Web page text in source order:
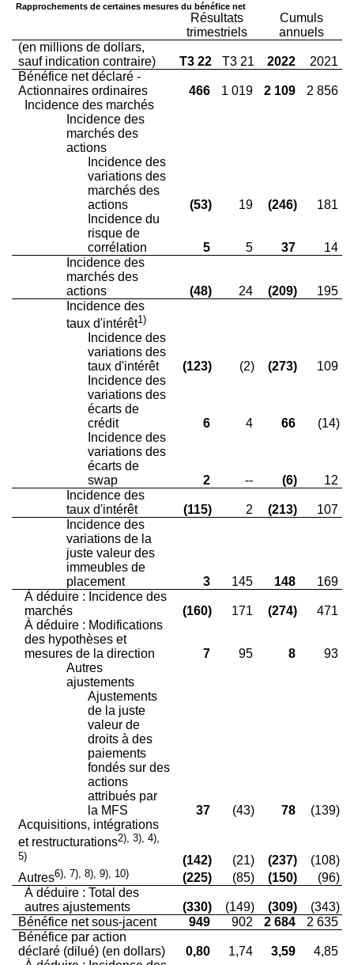
Rapprochements de certaines mesures du bénéfice net
Résultats
trimestriels
Cumuls
annuels
(en millions de dollars,
sauf indication contraire)
T3 22 T3 21 2022
2021
Bénéfice net déclaré -
Actionnaires ordinaires
466 1 019 2 109
2 856
Incidence des marchés
Incidence des
marchés des
actions
Incidence des
variations des
marchés des
actions
(53) 19 (246)
181
Incidence du
risque de
corrélation
5 5 37
14
Incidence des
marchés des
actions
(48) 24 (209)
195
Incidence des
taux d'intérêt1)
Incidence des
variations des
taux d'intérêt
(123) (2) (273)
109
Incidence des
variations des
écarts de
crédit
6 4 66
(14)
Incidence des
variations des
écarts de
swap
2 -- (6)
12
Incidence des
taux d'intérêt
(115) 2 (213)
107
Incidence des
variations de la
juste valeur des
immeubles de
placement
3 145 148
169
À déduire : Incidence des
marchés
(160) 171 (274)
471
À déduire : Modifications
des hypothèses et
mesures de la direction
7 95 8
93
Autres
ajustements
Ajustements
de la juste
valeur de
droits à des
paiements
fondés sur des
actions
attribués par
la MFS
37 (43) 78
(139)
Acquisitions, intégrations
et restructurations2), 3), 4),
5)
(142) (21) (237)
(108)
Autres6), 7), 8), 9), 10) (225) (85) (150)
(96)
À déduire : Total des
autres ajustements
(330) (149) (309)
(343)
Bénéfice net sous-jacent
949 902 2 684
2 635
Bénéfice par action
déclaré (dilué) (en dollars)
0,80 1,74 3,59
4,85